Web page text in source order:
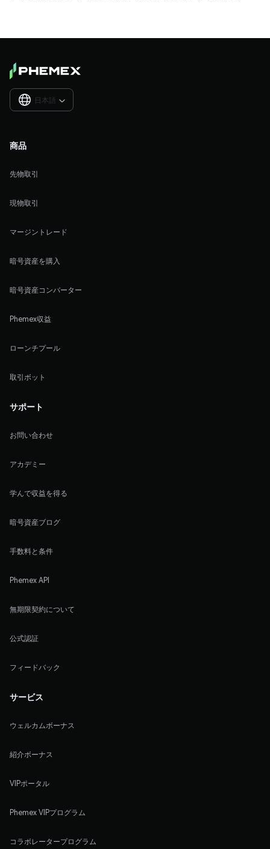
日本語 
商品
先物取引
現物取引
マージントレード
暗号資産を購入
暗号資産コンバーター
Phemex収益
ローンチプール
取引ボット
サポート
お問い合わせ
アカデミー
学んで収益を得る
暗号資産ブログ
手数料と条件
Phemex API
無期限契約について
公式認証
フィードバック
サービス
ウェルカムボーナス
紹介ボーナス
VIPポータル
Phemex VIPプログラム
コラボレータープログラム